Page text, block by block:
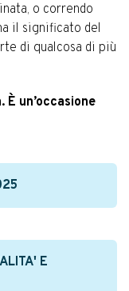
o correndo
il significato del
di qualcosa di più
È un’occasione
E